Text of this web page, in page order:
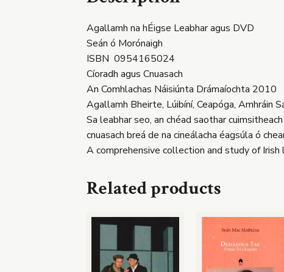
Agallamh na hÉigse Leabhar agus DVD
Seán ó Morónaigh
ISBN 0954165024
Cíoradh agus Cnuasach
An Comhlachas Náisiúnta Drámaíochta 2010
Agallamh Bheirte, Lúibíní, Ceapóga, Amhráin
Sa leabhar seo, an chéad saothar
cnuasach breá de na cineálacha éagsúla ó
A comprehensive collection and study of
Related products